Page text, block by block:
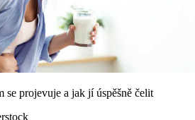
se projevuje a jak jí úspěšně čelit